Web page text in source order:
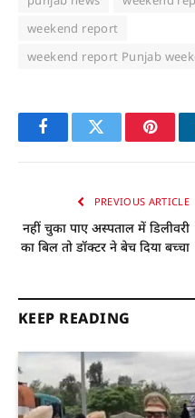
weekend report
weekend report Punjab
FacebookTwitter
PREVIOUS ARTICLE
नहीं चुका पाए अस्पताल में डिलीवरी
का बिल तो डॉक्टर ने बेच दिया बच्चा
KEEP READING